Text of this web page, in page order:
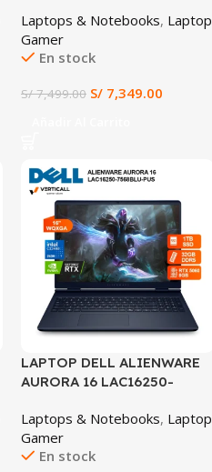
32GB RAM 1TB SSD RTX™
5060 8GB 16″ WQXGA IPS
240HZ (16IRX10)
Laptops & Notebooks, Laptop
Gamer
En stock
S/7,499.00 S/ 7,349.00
SALE
LAPTOP DELL ALIENWARE
AURORA 16 LAC16250-
240H, 32GB RAM, RTX 5060
8GB, 1TB SSD, 16″
(2560×1600) 120HZ, WIN 11
Laptops & Notebooks, Laptop
Gamer
En stock